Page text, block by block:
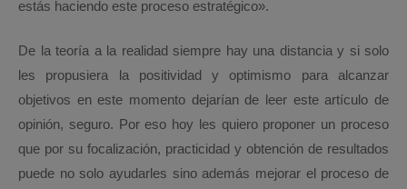
estás haciendo este proceso estratégico».
De la teoría a la realidad siempre hay una distancia y si solo
les propusiera la positividad y optimismo para alcanzar
objetivos en este momento dejarían de leer este artículo de
opinión, seguro. Por eso hoy les quiero proponer un proceso
que por su focalización, practicidad y obtención de resultados
puede no solo ayudarles sino además mejorar el proceso de